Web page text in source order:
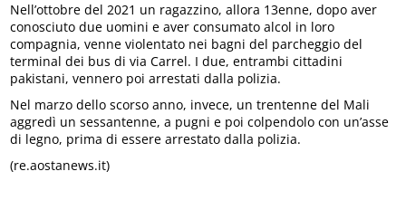
Nell’ottobre del 2021 un ragazzino, allora 13enne, dopo aver
conosciuto due uomini e aver consumato alcol in loro
compagnia, venne violentato nei bagni del parcheggio del
terminal dei bus di via Carrel. I due, entrambi cittadini
pakistani, vennero poi arrestati dalla polizia.
Nel marzo dello scorso anno, invece, un trentenne del Mali
aggredì un sessantenne, a pugni e poi colpendolo con un’asse
di legno, prima di essere arrestato dalla polizia.
(re.aostanews.it)